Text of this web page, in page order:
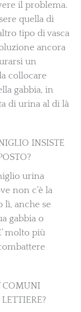
il problema.
quella di
tipo di vasca
ancora
un
collocare
gabbia, in
di urina al di là
INSISTE
urina
non c’è la
lì, anche se
gabbia o
molto più
COMUNI